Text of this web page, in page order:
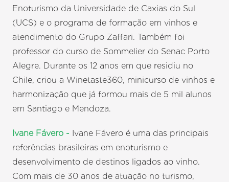
Enoturismo da Universidade de Caxias do Sul
(UCS) e o programa de formação em vinhos e
atendimento do Grupo Zaffari. Também foi
professor do curso de Sommelier do Senac Porto
Alegre. Durante os 12 anos em que residiu no
Chile, criou a Winetaste360, minicurso de vinhos e
harmonização que já formou mais de 5 mil alunos
em Santiago e Mendoza.
Ivane Fávero - Ivane Fávero é uma das principais
referências brasileiras em enoturismo e
desenvolvimento de destinos ligados ao vinho.
Com mais de 30 anos de atuação no turismo,